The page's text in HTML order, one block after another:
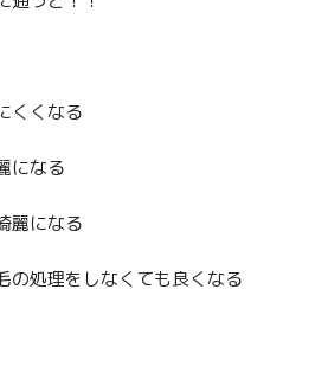
くくなる
になる
麗になる
の処理をしなくても良くなる